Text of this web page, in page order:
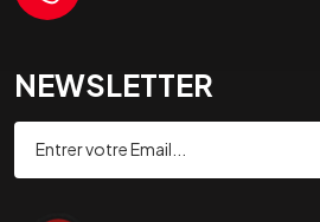
NEWSLETTER